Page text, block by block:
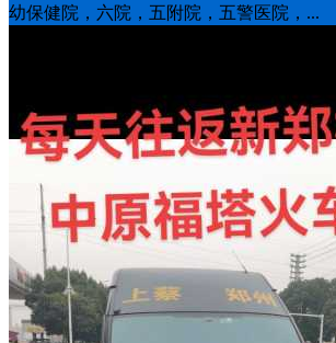
幼保健院，六院，五附院，五警医院，...